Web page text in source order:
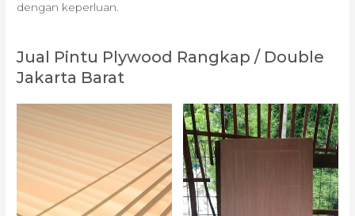
dengan keperluan.
Jual Pintu Plywood Rangkap / Double
Jakarta Barat